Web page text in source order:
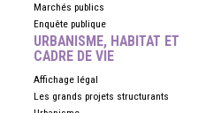
Marchés publics
Enquête publique
URBANISME, HABITAT ET
CADRE DE VIE
Affichage légal
Les grands projets structurants